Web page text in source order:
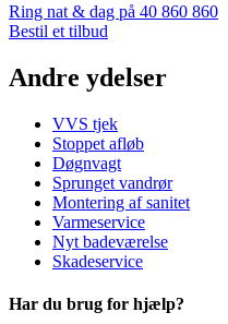
Ring nat & dag på 40 860 860
Bestil et tilbud
Andre ydelser
VVS tjek
Stoppet afløb
Døgnvagt
Sprunget vandrør
Montering af sanitet
Varmeservice
Nyt badeværelse
Skadeservice
Har du brug for hjælp?